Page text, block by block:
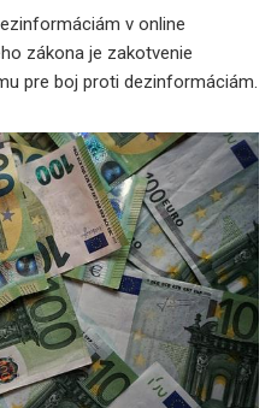
v online
zákona je zakotvenie
pre boj proti dezinformáciám.